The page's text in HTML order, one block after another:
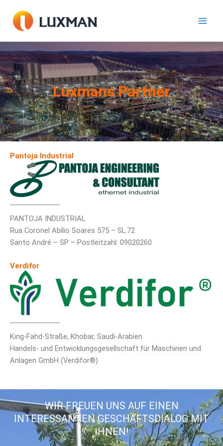
Inhalt
springen
Luxmans Partner
Pantoja Industrial
PANTOJA INDUSTRIAL
Rua Coronel Abílio Soares 575 – SL.72
Santo André – SP – Postleitzahl: 09020260
Verdifor
King-Fahd-Straße, Khobar, Saudi-Arabien
Handels- und Entwicklungsgesellschaft für Maschinen und
Anlagen GmbH (Verdifor®)
WIR FREUEN UNS AUF EINEN
INTERESSANTEN GESCHÄFTSDIALOG MIT
IHNEN!